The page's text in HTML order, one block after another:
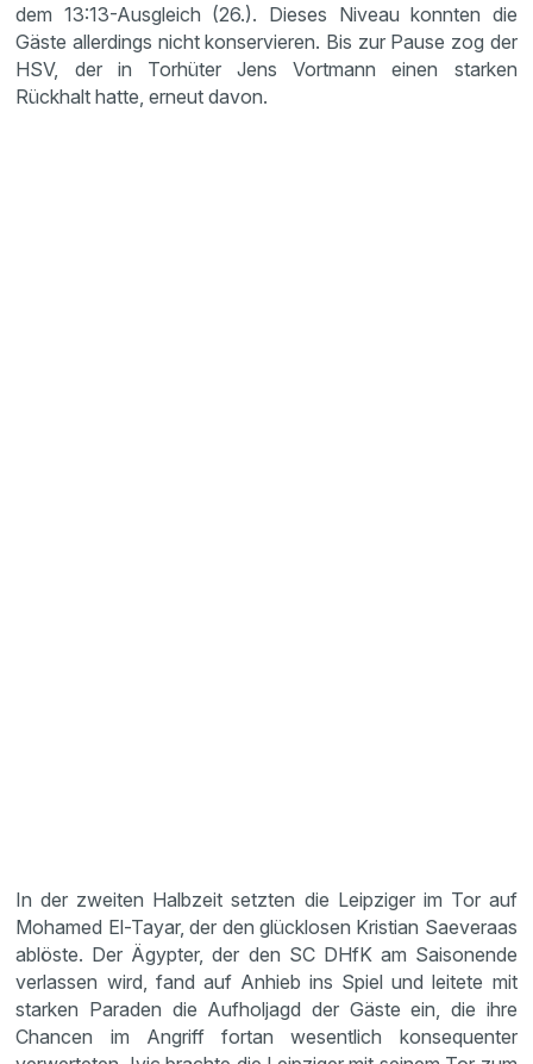
dem 13:13-Ausgleich (26.). Dieses Niveau konnten die
Gäste allerdings nicht konservieren. Bis zur Pause zog der
HSV, der in Torhüter Jens Vortmann einen starken
Rückhalt hatte, erneut davon.
In der zweiten Halbzeit setzten die Leipziger im Tor auf
Mohamed El-Tayar, der den glücklosen Kristian Saeveraas
ablöste. Der Ägypter, der den SC DHfK am Saisonende
verlassen wird, fand auf Anhieb ins Spiel und leitete mit
starken Paraden die Aufholjagd der Gäste ein, die ihre
Chancen im Angriff fortan wesentlich konsequenter